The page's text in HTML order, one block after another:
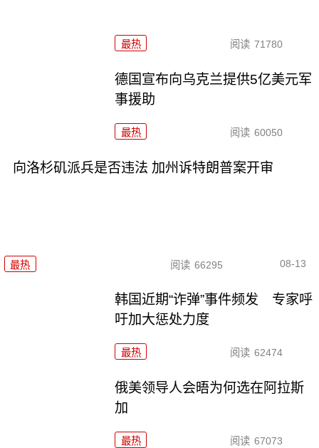
最热 阅读 71780
德国宣布向乌克兰提供5亿美元军
事援助
最热 阅读 60050
向洛杉矶派兵是否违法 加州诉特朗普案开审
最热 阅读 66295 08-13
韩国近期“诈弹”事件频发 专家呼
吁加大惩处力度
最热 阅读 62474
俄美领导人会晤为何选在阿拉斯
加
最热 阅读 67073